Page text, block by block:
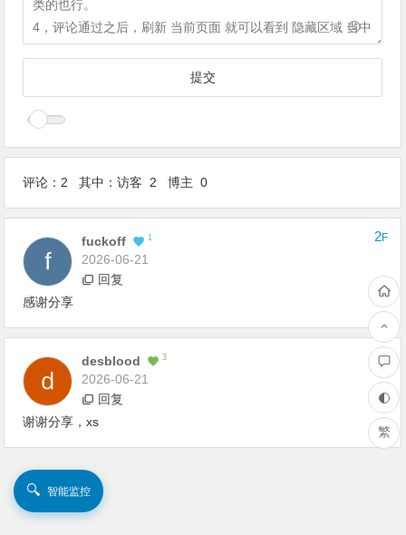
评论：2 其中：访客 2 博主 0
Fuckoff 1
2026-06-21
2F
回复
感谢分享
Desblood 3
2026-06-21
1F
回复
谢谢分享，xs
繁
🔍 智能监控